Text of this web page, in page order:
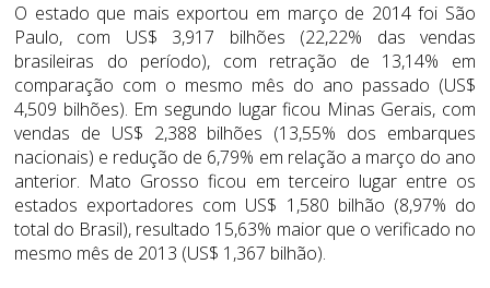
O estado que mais exportou em março de 2014 foi São
Paulo, com US$ 3,917 bilhões (22,22% das vendas
brasileiras do período), com retração de 13,14% em
comparação com o mesmo mês do ano passado (US$
4,509 bilhões). Em segundo lugar ficou Minas Gerais, com
vendas de US$ 2,388 bilhões (13,55% dos embarques
nacionais) e redução de 6,79% em relação a março do ano
anterior. Mato Grosso ficou em terceiro lugar entre os
estados exportadores com US$ 1,580 bilhão (8,97% do
total do Brasil), resultado 15,63% maior que o verificado no
mesmo mês de 2013 (US$ 1,367 bilhão).